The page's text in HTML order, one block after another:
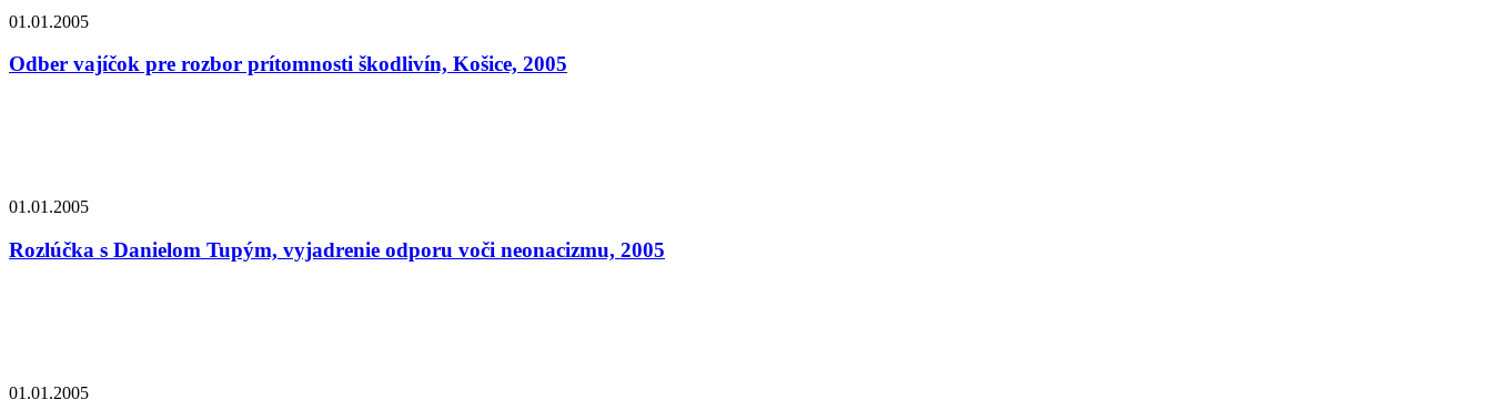
01.01.2005
Odber vajíčok pre rozbor prítomnosti škodlivín, Košice, 2005
01.01.2005
Rozlúčka s Danielom Tupým, vyjadrenie odporu voči neonacizmu, 2005
01.01.2005